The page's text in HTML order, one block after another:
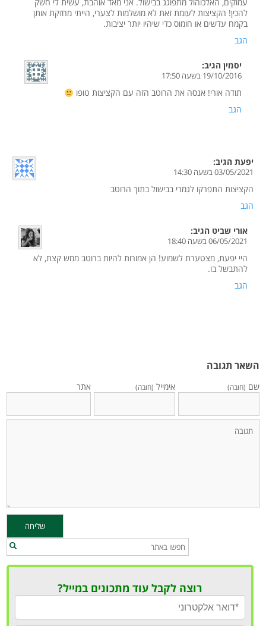
עמוקים, האלכוהול מתפוגג בבישול. אני מאד אוהבת, עשית לי חשק
להכין! הקציצות לעומת זאת לא מושלמות לצערי, הייתי מחזקת אותן
בקמח עדשים או חומוס כדי שיהיו יותר יציבות.
הגב
יסמין הגיב:
19/10/2016 בשעה 17:50
תודה אורי! אנסה את הרוטב הזה עם הקציצות טופו
הגב
יפעת הגיב:
03/05/2021 בשעה 14:30
הקציצות התפרקו לגמרי בבישול בתוך הרוטב
הגב
אורי שביט הגיב:
06/05/2021 בשעה 18:40
היי יפעת, מצטערת לשמוע! הן אמורות להיות ברוטב ממש קצת, לא
להתבשל בו.
הגב
השאר תגובה
שם (חובה) אימייל (חובה) אתר
רוצה לקבל עוד מתכונים במייל?